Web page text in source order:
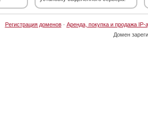
Регистрация доменов· Аренда, покупка и продажа IP-
Домен